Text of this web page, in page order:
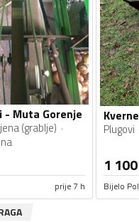
- Muta Gorenje
(grablje)
prije 7 h
Plugovi
1 100
Bijelo